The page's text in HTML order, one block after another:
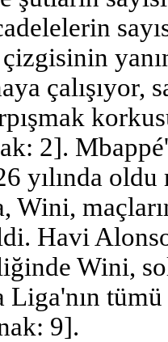
çalışıyor,
2].
yılında
Wini,
Havi
Wini,
Liga'nın
9].